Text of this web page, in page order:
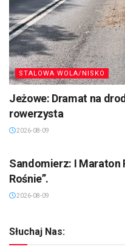
STALOWA WOLA/NISKO
Jeżowe: Dramat na
rowerzysta
2026-08-09
Sandomierz: I Maraton
Rośnie”.
2026-08-09
Słuchaj Nas: